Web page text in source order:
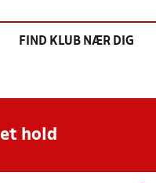
FIND KLUB NÆR DIG
hold